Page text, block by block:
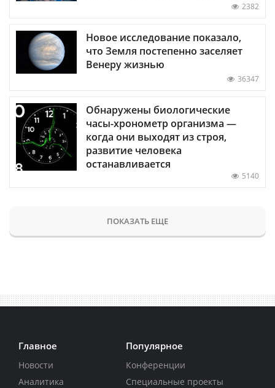
2382
Новое исследование показало,
что Земля постепенно заселяет
Венеру жизнью
36347
Обнаружены биологические
часы-хронометр организма —
когда они выходят из строя,
развитие человека
останавливается
5140
ПОКАЗАТЬ ЕЩЕ
Главное
Новости
Аналитика
Популярное
Конференции
Специальные проекты